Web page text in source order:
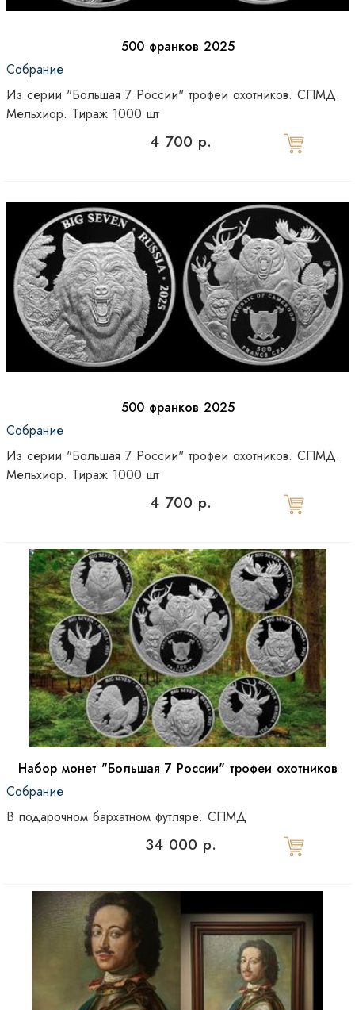
500 франков 2025
Собрание
Из серии "Большая 7 России" трофеи охотников. СПМД.
Мельхиор. Тираж 1000 шт
4 700 р.
500 франков 2025
Собрание
Из серии "Большая 7 России" трофеи охотников. СПМД.
Мельхиор. Тираж 1000 шт
4 700 р.
Набор монет "Большая 7 России" трофеи охотников
Собрание
В подарочном бархатном футляре. СПМД
34 000 р.